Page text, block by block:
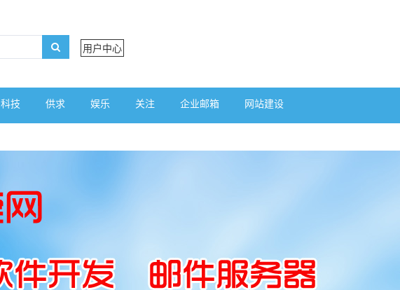
用户中心
科技 供求 娱乐 关注 企业邮箱 网站建设